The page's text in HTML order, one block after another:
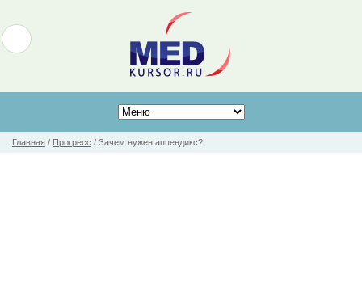
Главная / Прогресс / Зачем нужен аппендикс?